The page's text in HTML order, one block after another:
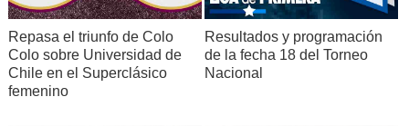
Repasa el triunfo de Colo
Colo sobre Universidad de
Chile en el Superclásico
femenino
Resultados y programación
de la fecha 18 del Torneo
Nacional